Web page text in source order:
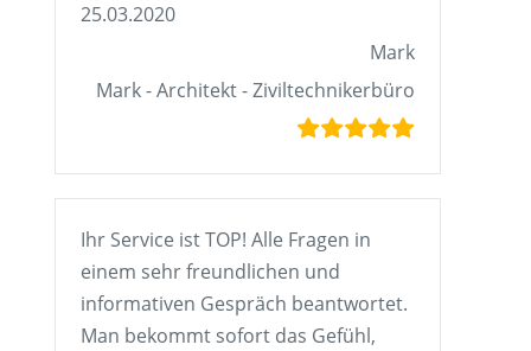
25.03.2020
Mark
Mark - Architekt - Ziviltechnikerbüro
Ihr Service ist TOP! Alle Fragen in
einem sehr freundlichen und
informativen Gespräch beantwortet.
Man bekommt sofort das Gefühl,